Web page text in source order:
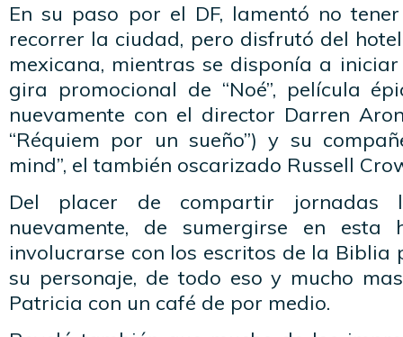
En su paso por el DF, lamentó no
recorrer la ciudad, pero disfrutó del
mexicana, mientras se disponía a
gira promocional de “Noé”, película
nuevamente con el director Darren
“Réquiem por un sueño”) y su
mind”, el también oscarizado Russell
Del placer de compartir jornadas
nuevamente, de sumergirse en
involucrarse con los escritos de la
su personaje, de todo eso y mucho
Patricia con un café de por medio.